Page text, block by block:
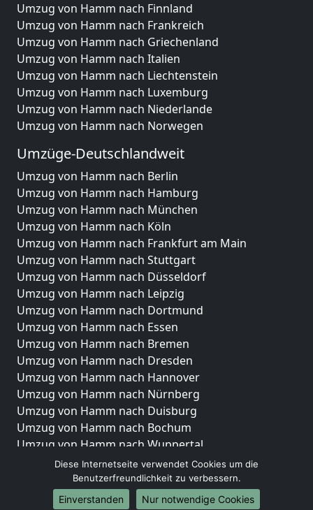
Umzug von Hamm nach Finnland
Umzug von Hamm nach Frankreich
Umzug von Hamm nach Griechenland
Umzug von Hamm nach Italien
Umzug von Hamm nach Liechtenstein
Umzug von Hamm nach Luxemburg
Umzug von Hamm nach Niederlande
Umzug von Hamm nach Norwegen
Umzüge-Deutschlandweit
Umzug von Hamm nach Berlin
Umzug von Hamm nach Hamburg
Umzug von Hamm nach München
Umzug von Hamm nach Köln
Umzug von Hamm nach Frankfurt am Main
Umzug von Hamm nach Stuttgart
Umzug von Hamm nach Düsseldorf
Umzug von Hamm nach Leipzig
Umzug von Hamm nach Dortmund
Umzug von Hamm nach Essen
Umzug von Hamm nach Bremen
Umzug von Hamm nach Dresden
Umzug von Hamm nach Hannover
Umzug von Hamm nach Nürnberg
Umzug von Hamm nach Duisburg
Umzug von Hamm nach Bochum
Umzug von Hamm nach Wuppertal
Umzug von Hamm nach Bielefeld
Umzug von Hamm nach Bonn
Umzug von Hamm nach Münster
Diese Internetseite verwendet Cookies um die
Benutzerfreundlichkeit zu verbessern.
Einverstanden
Nur notwendige Cookies